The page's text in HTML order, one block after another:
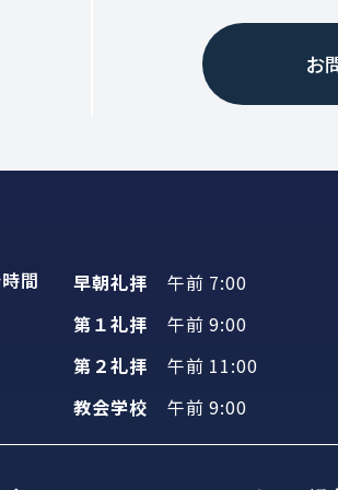
お
間 早朝礼拝
午前 7:00
第１礼拝
午前 9:00
第２礼拝
午前 11:00
教会学校
午前 9:00